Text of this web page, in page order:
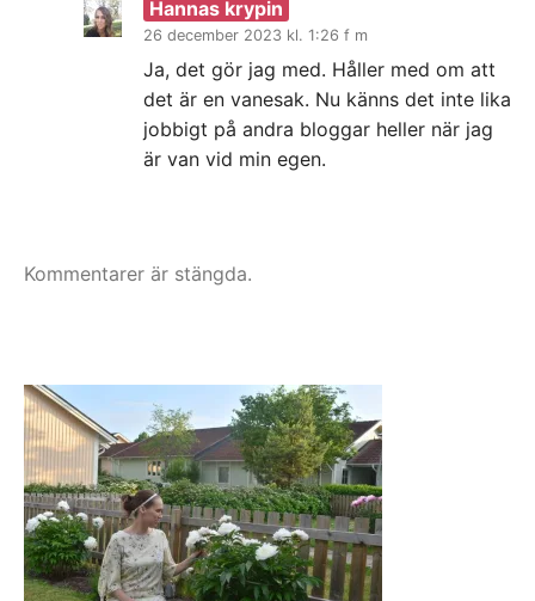
Hannas krypin
26 december 2023 kl. 1:26 f m
Ja, det gör jag med. Håller med om att
det är en vanesak. Nu känns det inte lika
jobbigt på andra bloggar heller när jag
är van vid min egen.
Kommentarer är stängda.